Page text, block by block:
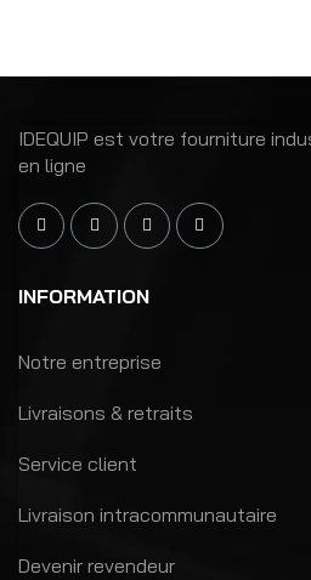
IDEQUIP est votre fourniture
en ligne
INFORMATION
Notre entreprise
Livraisons & retraits
Service client
Livraison intracommunautaire
Devenir revendeur